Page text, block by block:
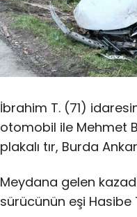
İbrahim T. (71)
otomobil ile Mehmet
plakalı tır, Burda
Meydana gelen
sürücünün eşi Hasibe